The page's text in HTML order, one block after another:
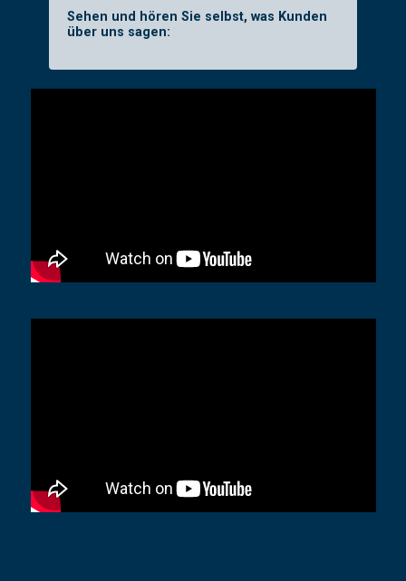
Sehen und hören Sie selbst, was Kunden
über uns sagen: